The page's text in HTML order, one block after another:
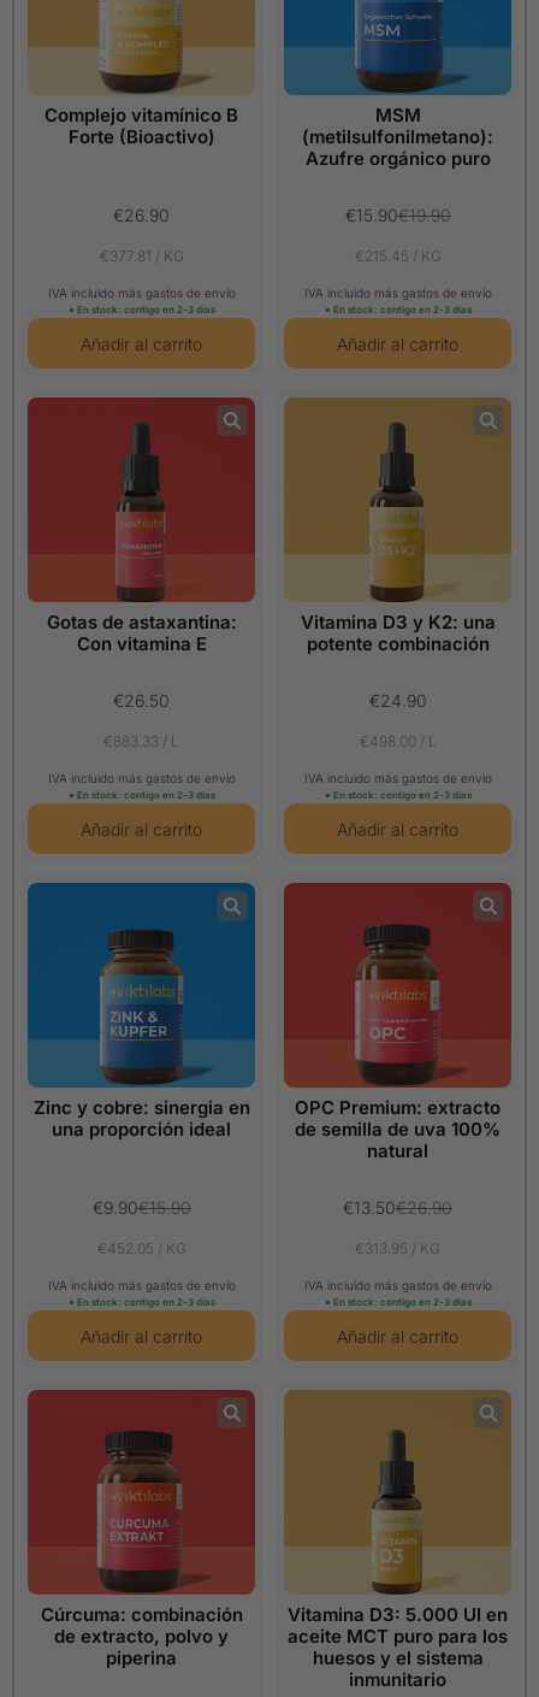
Complejo vitamínico B
Forte (Bioactivo)
€26.90
€377.81 / KG
IVA incluido más gastos de envío
● En stock: contigo en 2-3 días
MSM
(metilsulfonilmetano):
Azufre orgánico puro
€19.90
€15.90
€215.45 / KG
IVA incluido más gastos de envío
● En stock: contigo en 2-3 días
Gotas de astaxantina:
Con vitamina E
€26.50
€883.33 / L
IVA incluido más gastos de envío
● En stock: contigo en 2-3 días
Vitamina D3 y K2: una
potente combinación
€24.90
€498.00 / L
IVA incluido más gastos de envío
● En stock: contigo en 2-3 días
Zinc y cobre: sinergia en
una proporción ideal
€15.90
€9.90
€452.05 / KG
IVA incluido más gastos de envío
● En stock: contigo en 2-3 días
OPC Premium: extracto
de semilla de uva 100%
natural
€26.90
€13.50
€313.95 / KG
IVA incluido más gastos de envío
● En stock: contigo en 2-3 días
Cúrcuma: combinación
de extracto, polvo y
piperina
Vitamina D3: 5.000 UI en
aceite MCT puro para los
huesos y el sistema
inmunitario